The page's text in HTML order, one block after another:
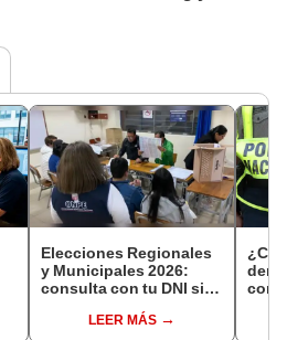
Elecciones Regionales
y Municipales 2026:
consulta con tu DNI si
de mesa para este 4 de
LEER MÁS
con